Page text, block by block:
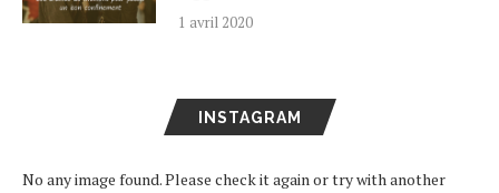
1 avril 2020
INSTAGRAM
No any image found. Please check it again or try with another